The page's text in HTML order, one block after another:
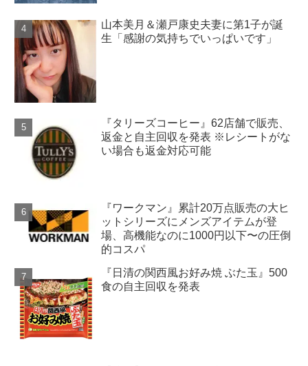
山本美月＆瀬戸康史夫妻に第1子が誕
生「感謝の気持ちでいっぱいです」
『タリーズコーヒー』62店舗で販売、
返金と自主回収を発表 ※レシートがな
い場合も返金対応可能
『ワークマン』累計20万点販売の大ヒ
ットシリーズにメンズアイテムが登
場、高機能なのに1000円以下〜の圧倒
的コスパ
『日清の関西風お好み焼 ぶた玉』500
食の自主回収を発表